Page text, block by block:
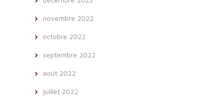
novembre 2022
octobre 2022
septembre 2022
août 2022
juillet 2022